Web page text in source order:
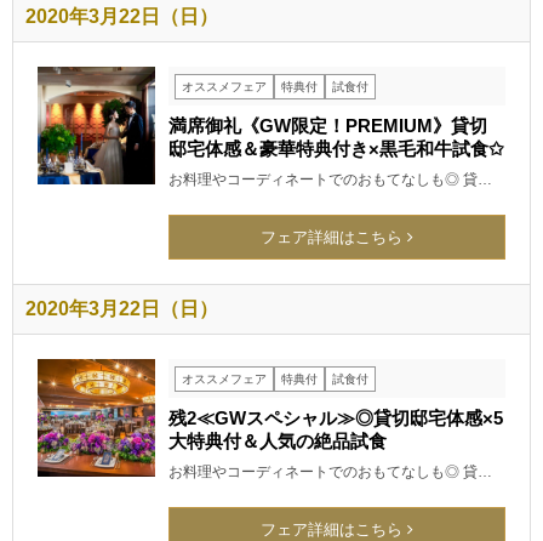
2020年3月22日（日）
オススメフェア 特典付 試食付
満席御礼《GW限定！PREMIUM》貸切
邸宅体感＆豪華特典付き×黒毛和牛試食✩
お料理やコーディネートでのおもてなしも◎ 貸…
フェア詳細はこちら
2020年3月22日（日）
オススメフェア 特典付 試食付
残2≪GWスペシャル≫◎貸切邸宅体感×5
大特典付＆人気の絶品試食
お料理やコーディネートでのおもてなしも◎ 貸…
フェア詳細はこちら